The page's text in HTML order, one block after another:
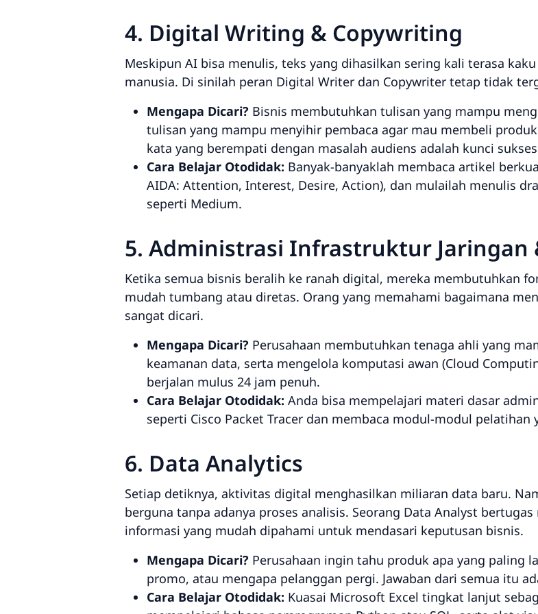
4. Digital Writing & Copywriting
Meskipun AI bisa menulis, teks yang dihasilkan sering kali terasa
manusia. Di sinilah peran Digital Writer dan Copywriter tetap tidak
Mengapa Dicari? Bisnis membutuhkan tulisan yang mampu
tulisan yang mampu menyihir pembaca agar mau membeli
kata yang berempati dengan masalah audiens adalah kunci
Cara Belajar Otodidak: Banyak-banyaklah membaca artikel
AIDA: Attention, Interest, Desire, Action), dan mulailah menulis
seperti Medium.
5. Administrasi Infrastruktur Jaringan
Ketika semua bisnis beralih ke ranah digital, mereka membutuhkan
mudah tumbang atau diretas. Orang yang memahami bagaimana
sangat dicari.
Mengapa Dicari? Perusahaan membutuhkan tenaga ahli yang
keamanan data, serta mengelola komputasi awan (Cloud
berjalan mulus 24 jam penuh.
Cara Belajar Otodidak: Anda bisa mempelajari materi dasar
seperti Cisco Packet Tracer dan membaca modul-modul
6. Data Analytics
Setiap detiknya, aktivitas digital menghasilkan miliaran data baru.
berguna tanpa adanya proses analisis. Seorang Data Analyst bertugas
informasi yang mudah dipahami untuk mendasari keputusan bisnis.
Mengapa Dicari? Perusahaan ingin tahu produk apa yang paling
promo, atau mengapa pelanggan pergi. Jawaban dari semua itu
Cara Belajar Otodidak: Kuasai Microsoft Excel tingkat lanjut